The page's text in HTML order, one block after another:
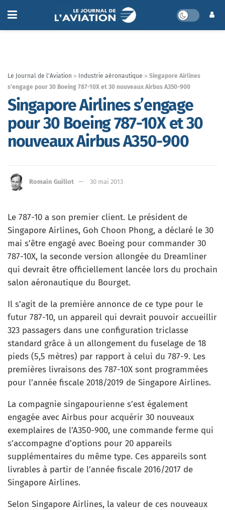
Le Journal de l'Aviation » Industrie aéronautique » Singapore Airlines
s’engage pour 30 Boeing 787-10X et 30 nouveaux Airbus A350-900
Singapore Airlines s’engage
pour 30 Boeing 787-10X et 30
nouveaux Airbus A350-900
Romain Guillot 30 mai 2013
Le 787-10 a son premier client. Le président de
Singapore Airlines, Goh Choon Phong, a déclaré le 30
mai s’être engagé avec Boeing pour commander 30
787-10X, la seconde version allongée du Dreamliner
qui devrait être officiellement lancée lors du prochain
salon aéronautique du Bourget.
Il s’agit de la première annonce de ce type pour le
futur 787-10, un appareil qui devrait pouvoir accueillir
323 passagers dans une configuration triclasse
standard grâce à un allongement du fuselage de 18
pieds (5,5 mètres) par rapport à celui du 787-9. Les
premières livraisons des 787-10X sont programmées
pour l’année fiscale 2018/2019 de Singapore Airlines.
La compagnie singapourienne s’est également
engagée avec Airbus pour acquérir 30 nouveaux
exemplaires de l’A350-900, une commande ferme qui
s’accompagne d’options pour 20 appareils
supplémentaires du même type. Ces appareils sont
livrables à partir de l’année fiscale 2016/2017 de
Singapore Airlines.
Selon Singapore Airlines, la valeur de ces nouveaux